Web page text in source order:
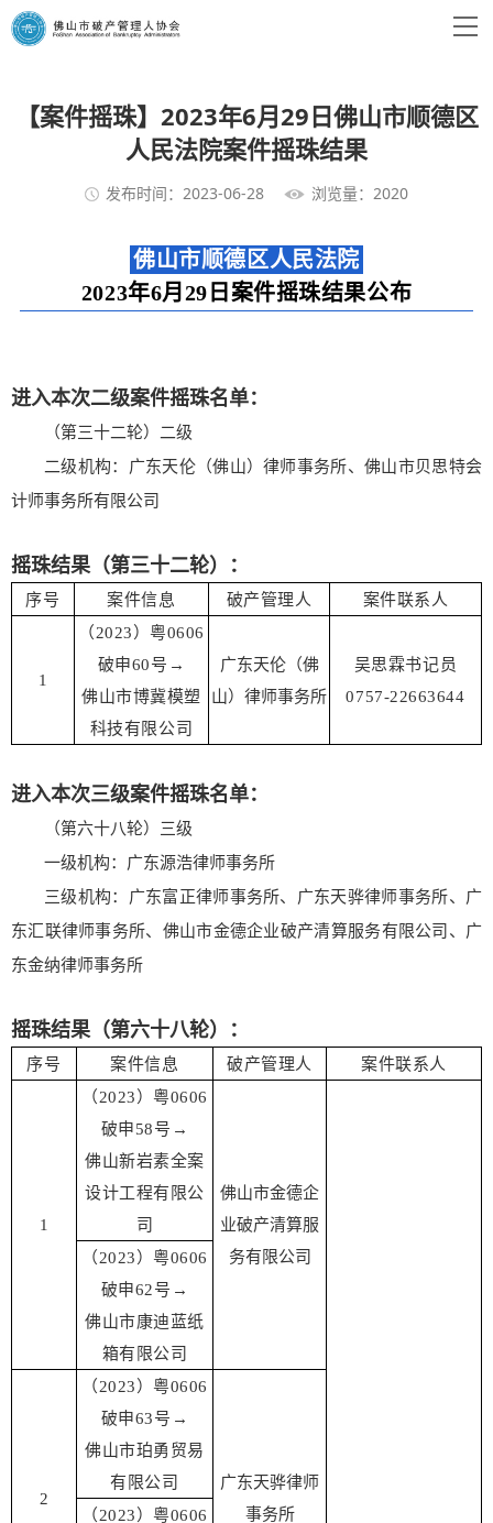
【案件摇珠】2023年6月29日佛山市顺德区
人民法院案件摇珠结果
发布时间：2023-06-28 浏览量：2020
佛山市顺德区人民法院
2023年6月29日案件摇珠结果公布
进入本次二级案件摇珠名单：
（第三十二轮）二级
二级机构：广东天伦（佛山）律师事务所、佛山市贝思特会
计师事务所有限公司
摇珠结果（第三十二轮）：
序号 案件信息 破产管理人 案件联系人
1
（2023）粤0606
破申60号→
佛山市博冀模塑
科技有限公司
广东天伦（佛
山）律师事务所
吴思霖书记员
0757-22663644
进入本次三级案件摇珠名单：
（第六十八轮）三级
一级机构：广东源浩律师事务所
三级机构：广东富正律师事务所、广东天骅律师事务所、广
东汇联律师事务所、佛山市金德企业破产清算服务有限公司、广
东金纳律师事务所
摇珠结果（第六十八轮）：
序号 案件信息 破产管理人 案件联系人
1
（2023）粤0606
破申58号→
佛山新岩素全案
设计工程有限公
司
佛山市金德企
业破产清算服
务有限公司
（2023）粤0606
破申62号 →
佛山市康迪蓝纸
箱有限公司
2
（2023）粤0606
破申63号 →
佛山市珀勇贸易
有限公司
广东天骅律师
事务所
（2023）粤0606